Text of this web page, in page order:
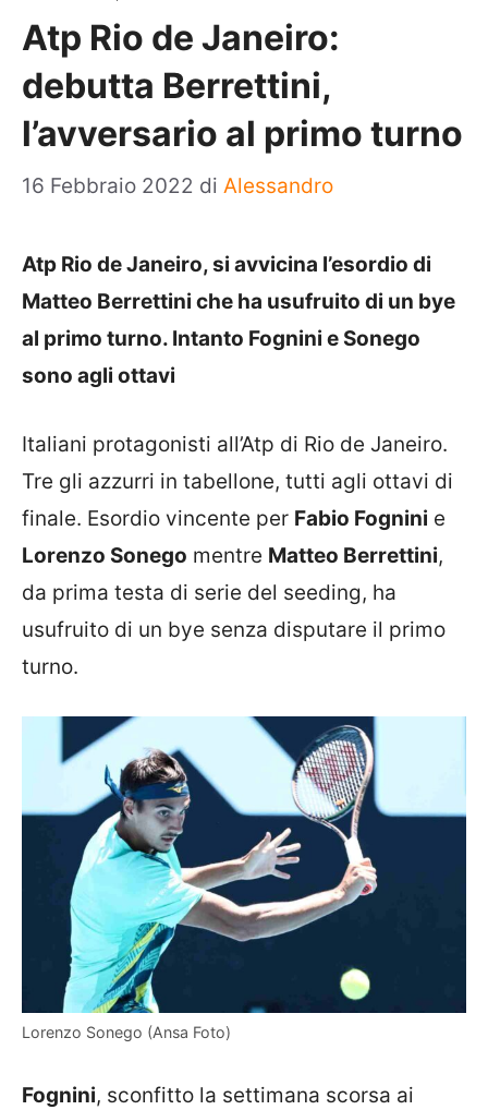
Atp Rio de Janeiro:
debutta Berrettini,
l’avversario al primo turno
16 Febbraio 2022 di Alessandro
Atp Rio de Janeiro, si avvicina l’esordio di
Matteo Berrettini che ha usufruito di un bye
al primo turno. Intanto Fognini e Sonego
sono agli ottavi
Italiani protagonisti all’Atp di Rio de Janeiro.
Tre gli azzurri in tabellone, tutti agli ottavi di
finale. Esordio vincente per Fabio Fognini e
Lorenzo Sonego mentre Matteo Berrettini,
da prima testa di serie del seeding, ha
usufruito di un bye senza disputare il primo
turno.
Lorenzo Sonego (Ansa Foto)
Fognini, sconfitto la settimana scorsa ai